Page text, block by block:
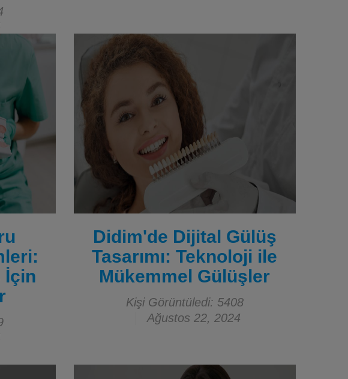
İçin
Didim'de Dijital Gülüş
Tasarımı: Teknoloji ile
Mükemmel Gülüşler
Kişi Görüntüledi: 5408
Ağustos 22, 2024